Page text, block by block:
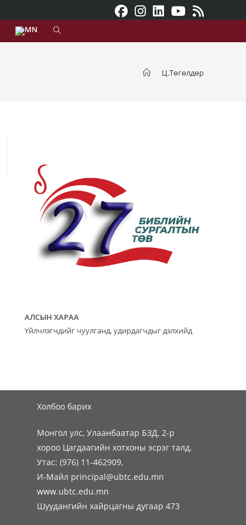
Ц.Төгөлдөр
АЛСЫН ХАРАА
Үйлчлэгчдийг чуулганд, удирдагчдыг дэлхийд
Холбоо барих
Монгол улс, Улаанбаатар БЗД, 2-р
хороо Цагдаагийн хотхоны эсрэг талд.
Утас: (976) 11-462909,
И-Майл principal@ubtc.edu.mn
www.ubtc.edu.mn
Шуудангийн хайрцагны дугаар 473